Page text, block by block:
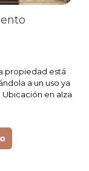
propiedad está
a un uso ya
en alza